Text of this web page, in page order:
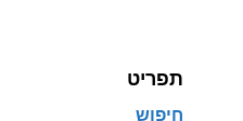
תפריט
חיפוש